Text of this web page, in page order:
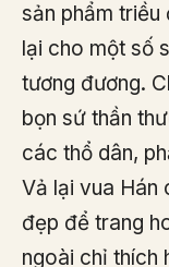
sản phẩm triều
lại cho một số
tương đương.
bọn sứ thần
các thổ dân,
Vả lại vua Hán
đẹp để trang
ngoài chỉ thích